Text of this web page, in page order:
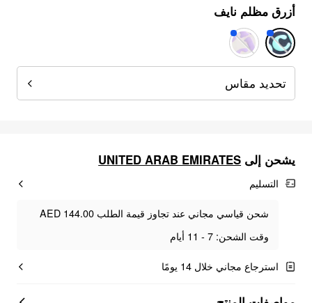
أزرق مظلم نايف
تحديد مقاس
يشحن إلى UNITED ARAB EMIRATES
التسليم
شحن قياسي مجاني عند تجاوز قيمة الطلب AED 144.00
وقت الشحن: 7 - 11 أيام
استرجاع مجاني خلال 14 يومًا